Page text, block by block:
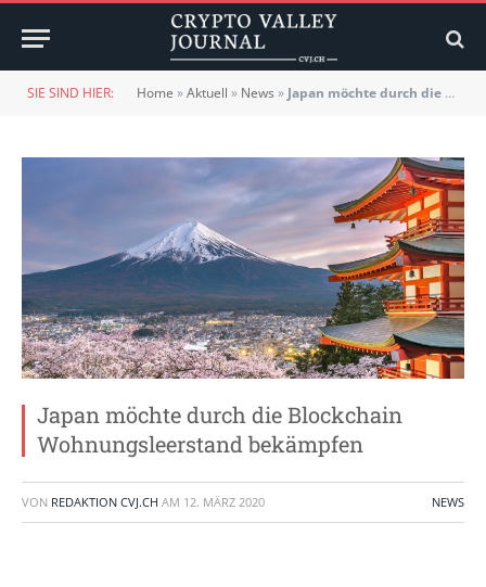
SIE SIND HIER: Home »Aktuell » News » Japan möchte durch die Blockchain Wohnungsleerstand bekämpfen
Japan möchte durch die Blockchain
Wohnungsleerstand bekämpfen
VON REDAKTION CVJ.CH AM 12. MÄRZ 2020 NEWS